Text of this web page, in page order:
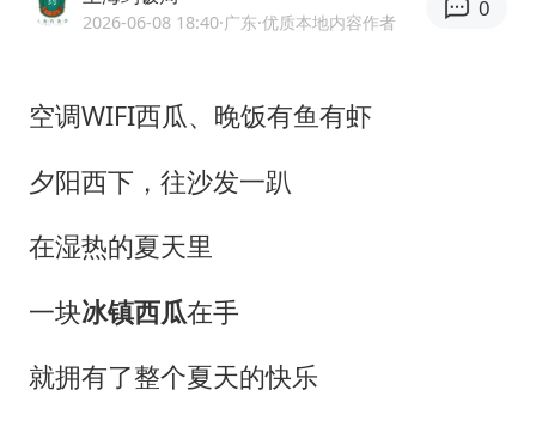
台风白海豚逼近 暴雨大暴雨来袭
中国稀土盘中涨停
2026-06-08 18:40·广东·优质本地内容作者
0
空调WIFI西瓜、晚饭有鱼有虾
夕阳西下，往沙发一趴
在湿热的夏天里
一块冰镇西瓜在手
就拥有了整个夏天的快乐